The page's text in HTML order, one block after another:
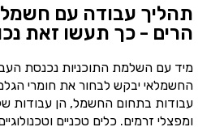
תהליך עבודה עם
הרים - כך תעשו זאת
מיד עם השלמת התוכניות נכנסת
החשמלאי יבקש לבחור את חומרי
עבודות בתחום החשמל, הן עבודות
ומפצלי זרמים. כלים טכניים